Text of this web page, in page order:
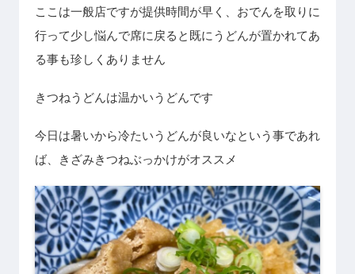
ここは一般店ですが提供時間が早く、おでんを取りに
行って少し悩んで席に戻ると既にうどんが置かれてあ
る事も珍しくありません
きつねうどんは温かいうどんです
今日は暑いから冷たいうどんが良いなという事であれ
ば、きざみきつねぶっかけがオススメ